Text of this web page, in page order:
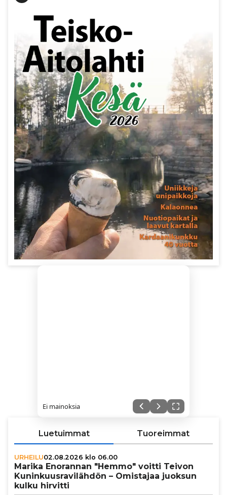
Ei mainoksia
Luetuimmat Tuoreimmat
URHEILU02.08.2026 klo 06.00
Marika Enorannan "Hemmo" voitti Teivon
Kunin­kuus­ra­vi­läh­dön – Omistajaa juoksun
kulku hirvitti